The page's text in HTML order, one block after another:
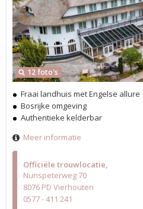
Officiële trouwlocatie
Nunspeterweg 70
8076 PD Vierhouten
0577 - 411 241
12 foto's
Fraai landhuis met Engelse allure
Bosrijke omgeving
Authentieke kelderbar
Meer informatie